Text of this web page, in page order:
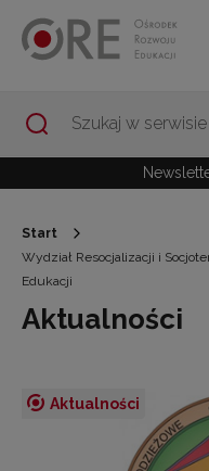
Start
Wydział Resocjalizacji i
Edukacji
Aktualności
Aktualności